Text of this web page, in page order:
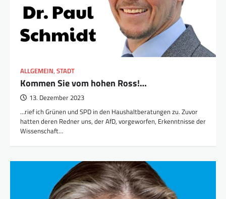
ALLGEMEIN, STADT
Kommen Sie vom hohen Ross!…
13. Dezember 2023
…rief ich Grünen und SPD in den Haushaltberatungen zu. Zuvor
hatten deren Redner uns, der AfD, vorgeworfen, Erkenntnisse der
Wissenschaft…